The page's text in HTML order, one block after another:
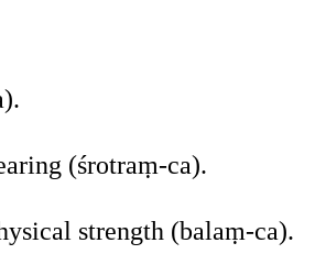
(śrotraṃ-ca).
strength (balaṃ-ca).